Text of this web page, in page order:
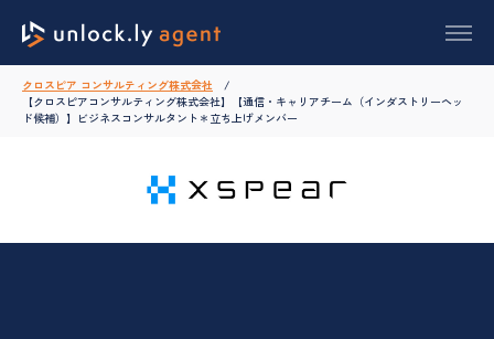
クロスピア コンサルティング株式会社
【クロスピアコンサルティング株式会社】【通信・キャリアチーム（インダストリーヘッ
ド候補）】ビジネスコンサルタント＊立ち上げメンバー